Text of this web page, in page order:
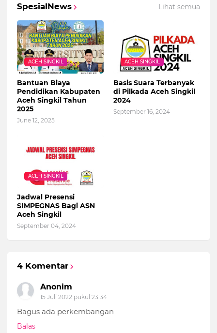
SpesialNews Lihat semua
ACEH SINGKIL
Bantuan Biaya
Pendidikan Kabupaten
Aceh Singkil Tahun
2025
June 12, 2025
ACEH SINGKIL
Basis Suara Terbanyak
di Pilkada Aceh Singkil
2024
September 16, 2024
ACEH SINGKIL
Jadwal Presensi
SIMPEGNAS Bagi ASN
Aceh Singkil
September 04, 2024
4 Komentar
Anonim
15 Juli 2022 pukul 23.34
Bagus ada perkembangan
Balas